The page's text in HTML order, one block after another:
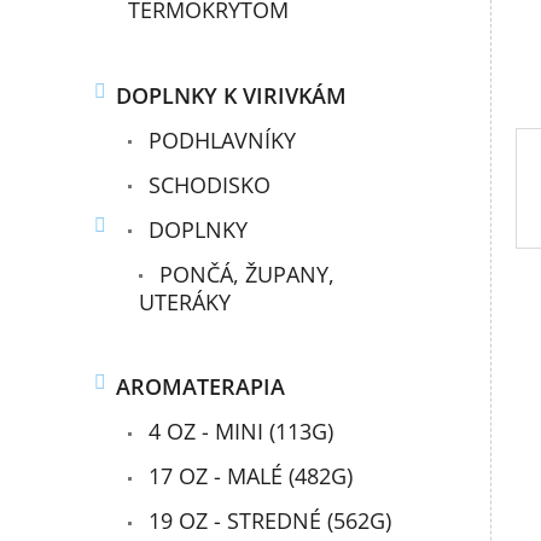
TERMOKRYTOM
DOPLNKY K VIRIVKÁM
PODHLAVNÍKY
SCHODISKO
DOPLNKY
PONČÁ, ŽUPANY,
UTERÁKY
AROMATERAPIA
4 OZ - MINI (113G)
17 OZ - MALÉ (482G)
19 OZ - STREDNÉ (562G)